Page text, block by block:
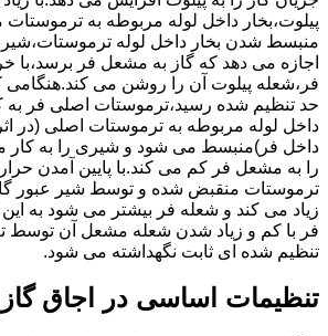
پیلوت،بخار داخل لوله مربوطه به
منبسط شدن بخار داخل لوله
اجازه می دهد که گاز به مشعل فر برسد،با
فر،شعله پیلوت آن را روشن می
حد تنظیم شده رسید،ترموستات اصلی فر به
داخل لوله مربوطه به ترموستات اصلی (در
داخل فر)منبسط می شود و شیری را به کار
را به مشعل فر کم می کند.با پایین آمدن
ترموستات منقبض شده و توسط شیر عبور
زیاد می کند و شعله فر بیشتر می شود به
فر با کم و زیاد شدن شعله مشعل آن توسط
تنظیم شده ای ثابت نگهداشته می شود.
تنظیمات اساسی در اجاق گاز